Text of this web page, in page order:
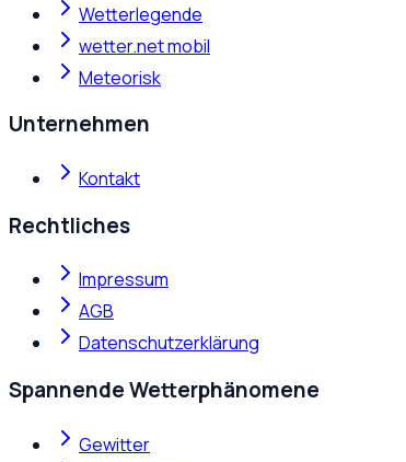
Wetterlegende
wetter.net mobil
Meteorisk
Unternehmen
Kontakt
Rechtliches
Impressum
AGB
Datenschutzerklärung
Spannende Wetterphänomene
Gewitter